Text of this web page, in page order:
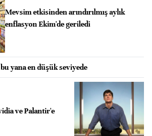
Mevsim etkisinden arındırılmış aylık
enflasyon Ekim'de geriledi
yana en düşük seviyede
ve Palantir'e